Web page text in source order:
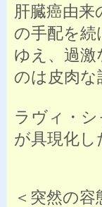
肝臓癌由
の手配を続
ゆえ、過
のは皮肉な
ラヴィ・
が具現化し
＜突然の